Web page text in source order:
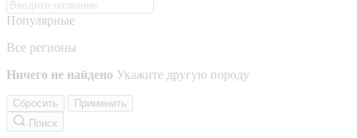
Популярные
Все регионы
Ничего не найдено Укажите другую породу
Сбросить
Применить
Поиск